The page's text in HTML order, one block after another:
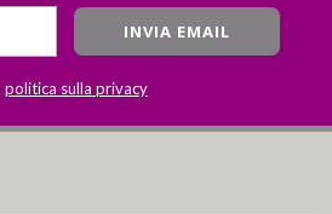
politica sulla privacy